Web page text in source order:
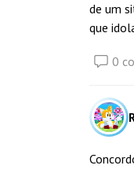
de um
que
0